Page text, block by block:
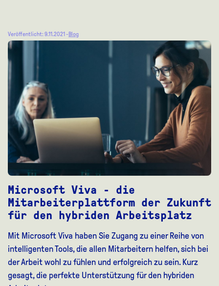
Veröffentlicht: 9.11.2021 -Blog
Microsoft Viva - die
Mitarbeiterplattform der Zukunft
für den hybriden Arbeitsplatz
Mit Microsoft Viva haben Sie Zugang zu einer Reihe von
intelligenten Tools, die allen Mitarbeitern helfen, sich bei
der Arbeit wohl zu fühlen und erfolgreich zu sein. Kurz
gesagt, die perfekte Unterstützung für den hybriden